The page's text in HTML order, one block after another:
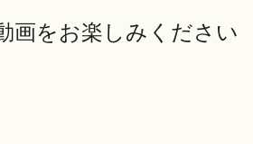
画をお楽しみください